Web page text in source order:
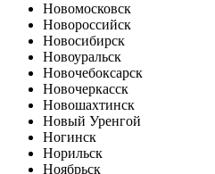
Новомосковск
Новороссийск
Новосибирск
Новоуральск
Новочебоксарск
Новочеркасск
Новошахтинск
Новый Уренгой
Ногинск
Норильск
Ноябрьск